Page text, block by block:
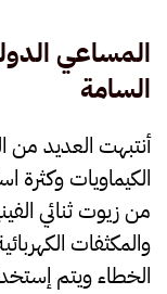
المساعي
السامة
أنتبهت العديد من
الكيماويات
من زيوت ثنائي
والمكثفات
الخطاء ويتم